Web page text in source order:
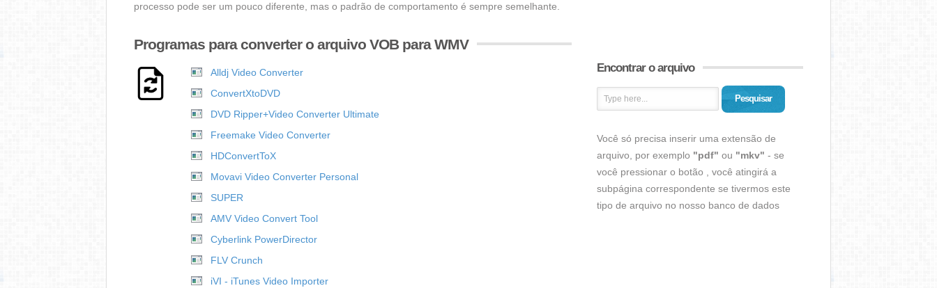
processo pode ser um pouco diferente, mas o padrão de comportamento é sempre semelhante.
Programas para converter o arquivo VOB para WMV
Alldj Video Converter
ConvertXtoDVD
DVD Ripper+Video Converter Ultimate
Freemake Video Converter
HDConvertToX
Movavi Video Converter Personal
SUPER
AMV Video Convert Tool
Cyberlink PowerDirector
FLV Crunch
iVI - iTunes Video Importer
Encontrar o arquivo
Pesquisar
Você só precisa inserir uma extensão de
arquivo, por exemplo "pdf" ou "mkv" - se
você pressionar o botão , você atingirá a
subpágina correspondente se tivermos este
tipo de arquivo no nosso banco de dados